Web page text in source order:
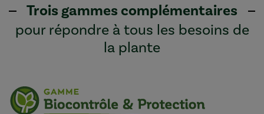
Trois gammes complémentaires
pour répondre à tous les besoins de
la plante